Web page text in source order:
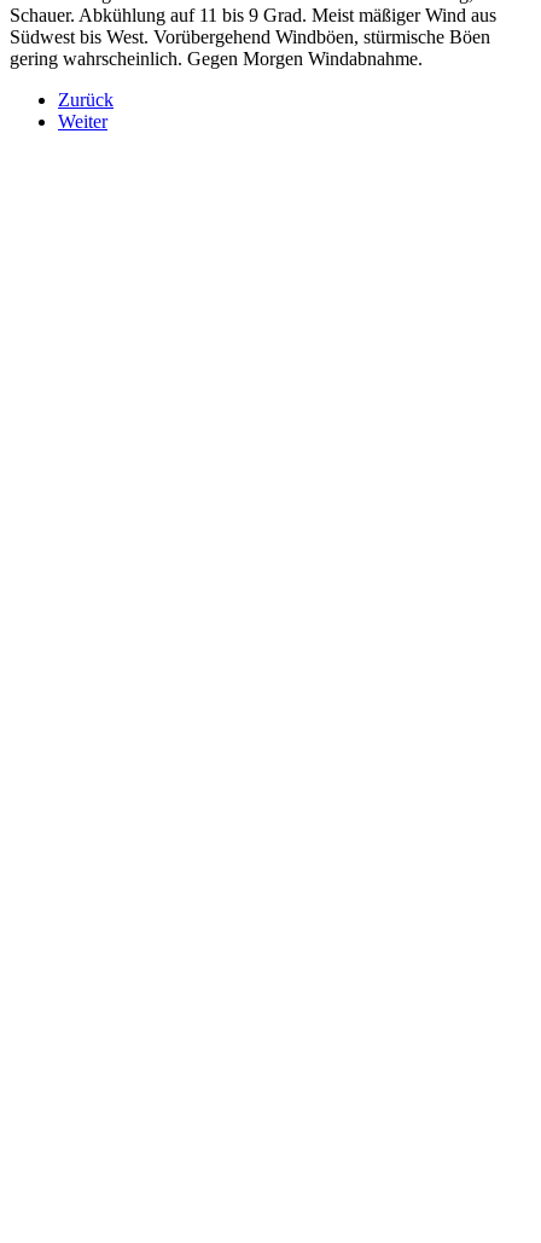
Schauer. Abkühlung auf 11 bis 9 Grad. Meist mäßiger Wind aus
Südwest bis West. Vorübergehend Windböen, stürmische Böen
gering wahrscheinlich. Gegen Morgen Windabnahme.
Zurück
Weiter